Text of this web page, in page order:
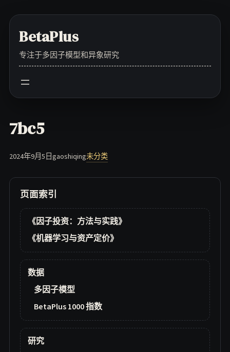
contentBetaPlus
专注于多因子模型和异象研究
7bc5
2024年9月5日gaoshiqing未分类
页面索引
《因子投资：方法与实践》
《机器学习与资产定价》
数据
多因子模型
BetaPlus 1000 指数
研究